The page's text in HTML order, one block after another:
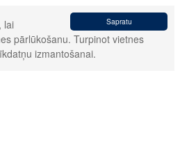
Sapratu
lai
pārlūkošanu. Turpinot vietnes
izmantošanai.